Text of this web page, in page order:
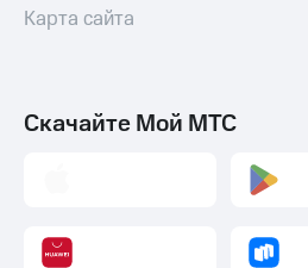
Карта сайта
Скачайте Мой МТС